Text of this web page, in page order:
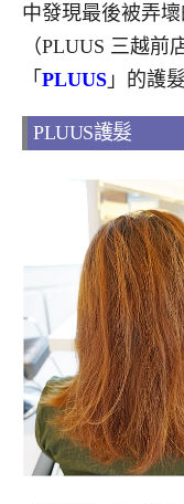
中發現最後被弄
（PLUUS 三越
「 PLUUS 」的護
PLUUS護髮